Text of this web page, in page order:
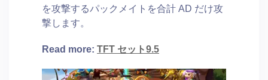
を攻撃するパックメイトを合計 AD だけ攻
撃します。
Read more: TFT セット9.5